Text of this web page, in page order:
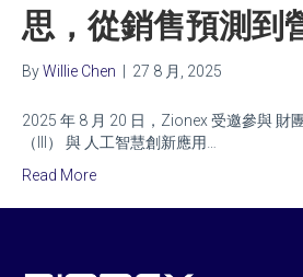
思，從銷售預測到
ByWillie Chen 27 8 月, 2025
2025 年 8 月 20 日，Zionex 受邀參與 財
（III） 與 人工智慧創新應用…
Read More